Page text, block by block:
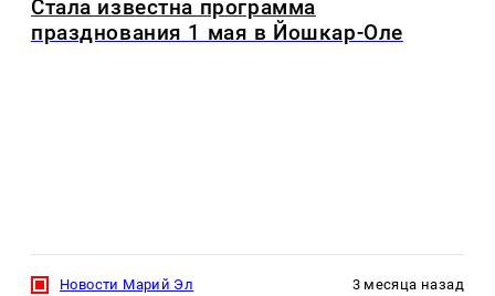
Стала известна программа
празднования 1 мая в Йошкар-Оле
Новости Марий Эл 3 месяца назад